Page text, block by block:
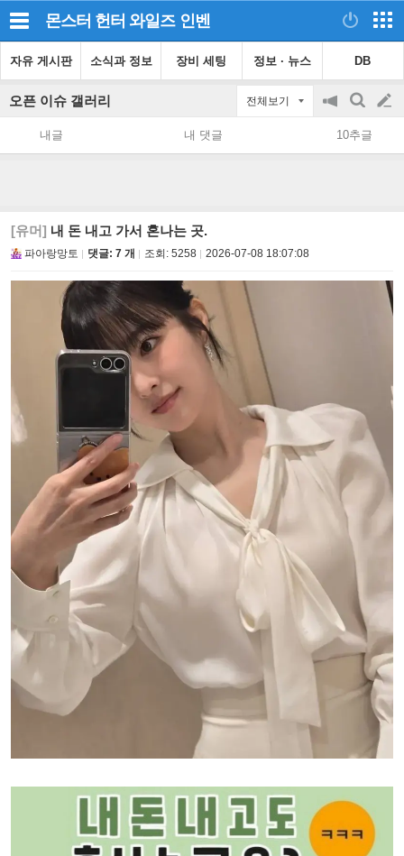
몬스터 헌터 와일즈 인벤
자유 게시판 소식과 정보 장비 세팅 정보 · 뉴스 DB
오픈 이슈 갤러리 전체보기
공
지
on/off
검
색
글
쓰
내글 내 댓글 10추글
[유머] 내 돈 내고 가서 혼나는 곳.
파아랑망토 댓글: 7 개 조회: 5258 2026-07-08 18:07:08